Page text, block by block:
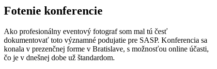
Fotenie konferencie
Ako profesionálny eventový fotograf som mal tú česť
dokumentovať toto významné podujatie pre SASP. Konferencia sa
konala v prezenčnej forme v Bratislave, s možnosťou online účasti,
čo je v dnešnej dobe už štandardom.